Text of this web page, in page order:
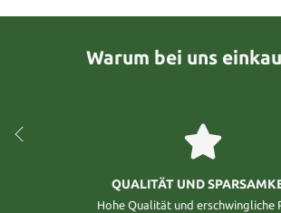
Warum bei uns
QUALITÄT UND
Hohe Qualität und erschwingliche